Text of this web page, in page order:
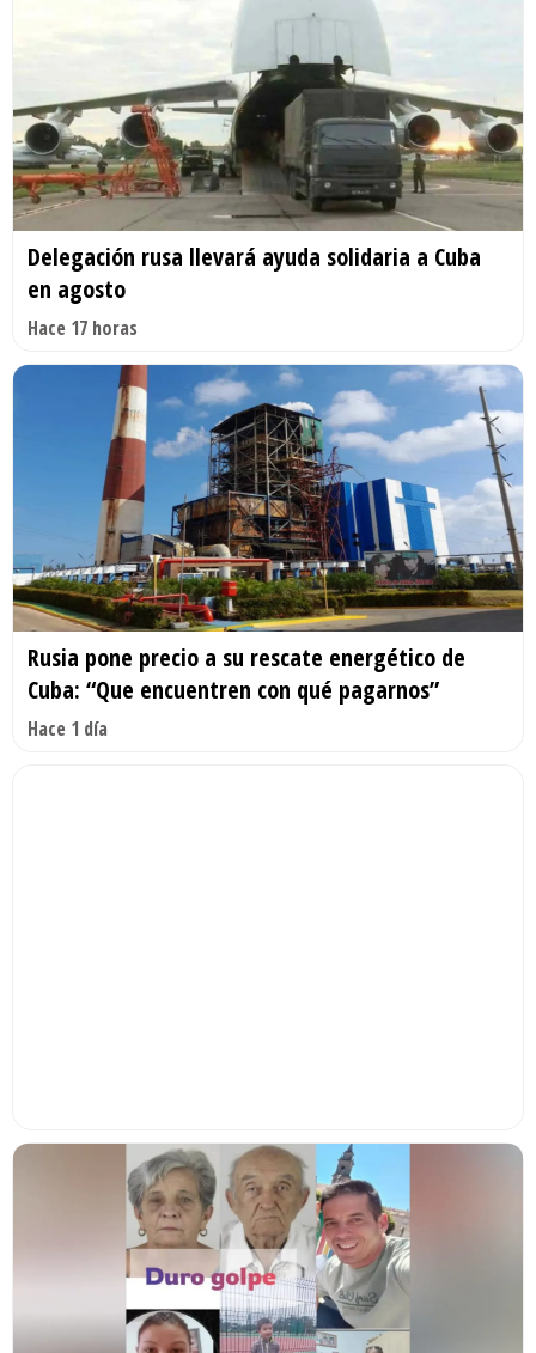
Delegación rusa llevará ayuda solidaria a Cuba
en agosto
Hace 17 horas
Rusia pone precio a su rescate energético de
Cuba: “Que encuentren con qué pagarnos”
Hace 1 día